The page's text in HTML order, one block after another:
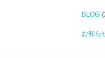
BLOG
お知ら